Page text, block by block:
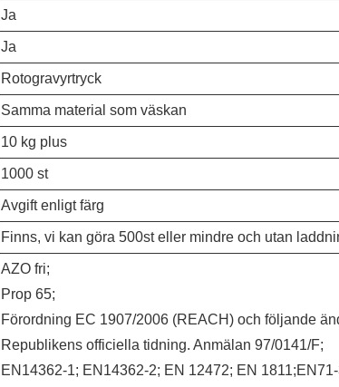
Ja
Ja
Rotogravyrtryck
Samma material som väskan
10 kg plus
1000 st
Avgift enligt färg
Finns, vi kan göra 500st eller mindre och utan
AZO fri;
Prop 65;
Förordning EC 1907/2006 (REACH) och följande
Republikens officiella tidning. Anmälan 97/0141/F;
EN14362-1; EN14362-2; EN 12472; EN